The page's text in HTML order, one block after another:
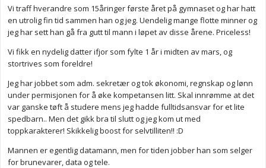
Vi traff hverandre som 15åringer første året på gymnaset og har hatt
en utrolig fin tid sammen han og jeg. Uendelig mange flotte minner og
jeg har sett han gå fra gutt til mann i løpet av disse årene. Priceless!
Vi fikk en nydelig datter ifjor som fylte 1 år i midten av mars, og
stortrives som foreldre!
Jeg har jobbet som adm. sekretær og tok økonomi, regnskap og lønn
under permisjonen for å øke kompetansen litt. Skal innrømme at det
var ganske tøft å studere mens jeg hadde fulltidsansvar for et lite
spedbarn.. Men det gikk bra til slutt og jeg kom ut med
toppkarakterer! Skikkelig boost for selvtilliten!! :D
Mannen er egentlig datamann, men for tiden jobber han som selger
for brunevarer, data og tele.